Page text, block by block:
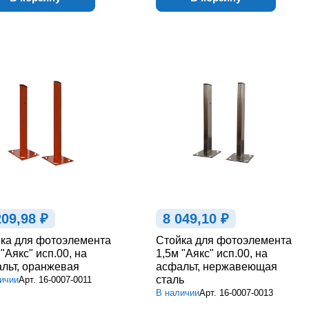
₽
для фотоэлемента
исп.00, на
оранжевая
Арт. 16-0007-0011
8 049,10 ₽
Стойка для фотоэлемента
1,5м "Аякс" исп.00, на
асфальт, нержавеющая
сталь
В наличииАрт. 16-0007-0013